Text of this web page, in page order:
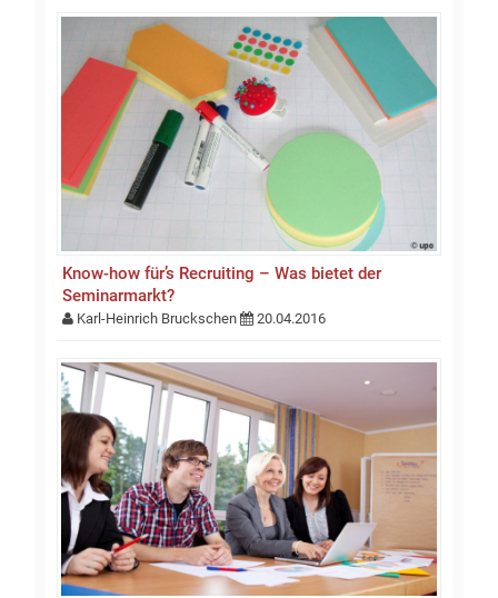
Know-how für’s Recruiting – Was bietet der
Seminarmarkt?
Karl-Heinrich Bruckschen 20.04.2016